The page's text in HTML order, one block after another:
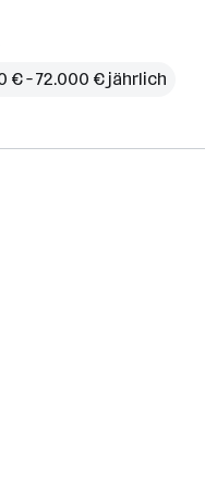
€ – 72.000 € jährlich